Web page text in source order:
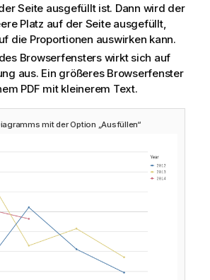
Seite ausgefüllt ist. Dann wird der
Platz auf der Seite ausgefüllt,
die Proportionen auswirken kann.
Browserfensters wirkt sich auf
aus. Ein größeres Browserfenster
PDF mit kleinerem Text.
mit der Option „Ausfüllen“